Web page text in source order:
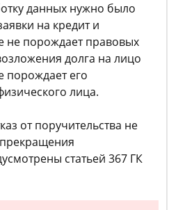
данных нужно было
на кредит и
не порождает правовых
долга на лицо
порождает его
лица.
от поручительства не
статьей 367 ГК